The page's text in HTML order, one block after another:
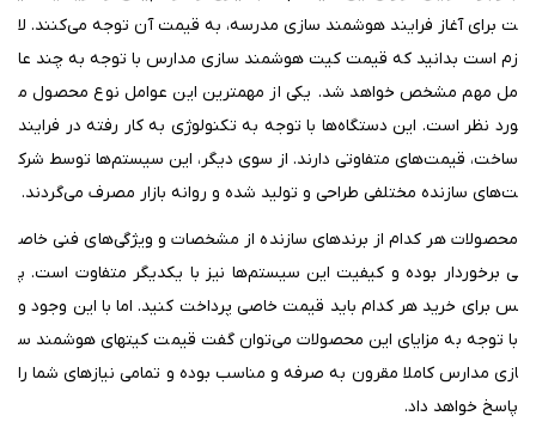
ت برای آغاز فرایند هوشمند سازی مدرسه، به قیمت آن توجه می‌کنند. لا
زم است بدانید که قیمت کیت هوشمند سازی مدارس با توجه به چند عا
مل مهم مشخص خواهد شد. یکی از مهمترین این عوامل نوع محصول م
ورد نظر است. این دستگاه‌ها با توجه به تکنولوژی به کار رفته در فرایند
ساخت، قیمت‌های متفاوتی دارند. از سوی دیگر، این سیستم‌ها توسط شرک
ت‌های سازنده مختلفی طراحی و تولید شده و روانه بازار مصرف می‌گردند.
محصولات هر کدام از برندهای سازنده از مشخصات و ویژگی‌های فنی خاص
ی برخوردار بوده و کیفیت این سیستم‌ها نیز با یکدیگر متفاوت است. پ
س برای خرید هر کدام باید قیمت خاصی پرداخت کنید. اما با این وجود و
با توجه به مزایای این محصولات می‌توان گفت قیمت کیت­های هوشمند س
ازی مدارس کاملا مقرون به صرفه و مناسب بوده و تمامی نیازهای شما را
پاسخ خواهد داد.